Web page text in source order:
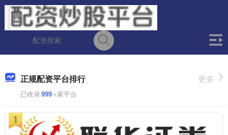
正规配资平台排行
已收录999+家平台
更多